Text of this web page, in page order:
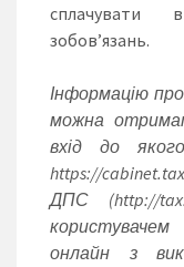
сплачувати
зобов’язань.
Інформацію
можна
вхід до
https://
ДПС (http://
онлайн з